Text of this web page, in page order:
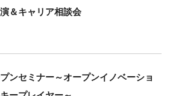
＆キャリア相談会
ンセミナー～オープンイノベーショ